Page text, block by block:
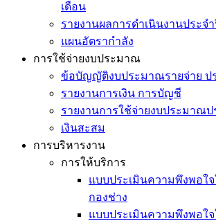
เดือน
รายงานผลการดำเนินงานประจำ
แผนอัตรากำลัง
การใช้จ่ายงบประมาณ
ข้อบัญญัติงบประมาณรายจ่าย ป
รายงานการเงิน การบัญชี
รายงานการใช้จ่ายงบประมาณป
เงินสะสม
การบริหารงาน
การให้บริการ
แบบประเมินความพึงพอใ
กองช่าง
แบบประเมินความพึงพอใ